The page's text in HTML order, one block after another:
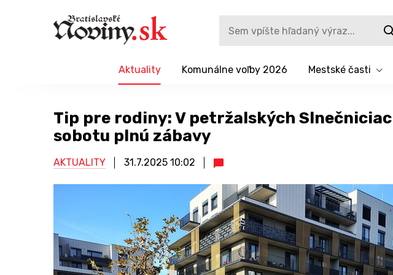
Aktuality Komunálne voľby 2026 Mestské časti
Tip pre rodiny: V petržalských
sobotu plnú zábavy
AKTUALITY 31.7.2025 10:02